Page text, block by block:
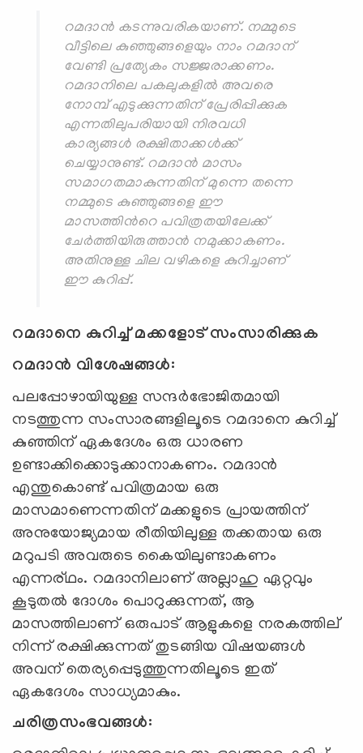
റമദാന്‍ കടന്നുവരികയാണ്. നമ്മുടെ
വീട്ടിലെ കുഞ്ഞുങ്ങളെയും നാം റമദാന്
വേണ്ടി പ്രത്യേകം സജ്ജരാക്കണം.
റമദാനിലെ പകലുകളില്‍ അവരെ
നോമ്പ് എടുക്കുന്നതിന് പ്രേരിപ്പിക്കുക
എന്നതിലുപരിയായി നിരവധി
കാര്യങ്ങള്‍ രക്ഷിതാക്കള്‍ക്ക്
ചെയ്യാനുണ്ട്. റമദാന്‍ മാസം
സമാഗതമാകുന്നതിന് മുന്നെ തന്നെ
നമ്മുടെ കുഞ്ഞുങ്ങളെ ഈ
മാസത്തിന്‍റെ പവിത്രതയിലേക്ക്
ചേര്‍ത്തിയിരുത്താന്‍ നമുക്കാകണം.
അതിനുള്ള ചില വഴികളെ കുറിച്ചാണ്
ഈ കുറിപ്പ്.
റമദാനെ കുറിച്ച് മക്കളോട് സംസാരിക്കുക
റമദാന്‍ വിശേഷങ്ങള്‍:
പലപ്പോഴായിയുള്ള സന്ദര്‍ഭോജിതമായി
നടത്തുന്ന സംസാരങ്ങളിലൂടെ റമദാനെ കുറിച്ച്
കുഞ്ഞിന് ഏകദേശം ഒരു ധാരണ
ഉണ്ടാക്കിക്കൊടുക്കാനാകണം. റമദാന്‍
എന്തുകൊണ്ട് പവിത്രമായ ഒരു
മാസമാണെന്നതിന് മക്കളുടെ പ്രായത്തിന്
അനുയോജ്യമായ രീതിയിലുള്ള തക്കതായ ഒരു
മറുപടി അവരുടെ കൈയിലുണ്ടാകണം
എന്നര്ഥം. റമദാനിലാണ് അല്ലാഹു ഏറ്റവും
കൂടുതല്‍ ദോശം പൊറുക്കുന്നത്, ആ
മാസത്തിലാണ് ഒരുപാട് ആളുകളെ നരകത്തില്
നിന്ന് രക്ഷിക്കുന്നത് തുടങ്ങിയ വിഷയങ്ങള്‍
അവന് തെര്യപ്പെടുത്തുന്നതിലൂടെ ഇത്
ഏകദേശം സാധ്യമാകും.
ചരിത്രസംഭവങ്ങള്‍: